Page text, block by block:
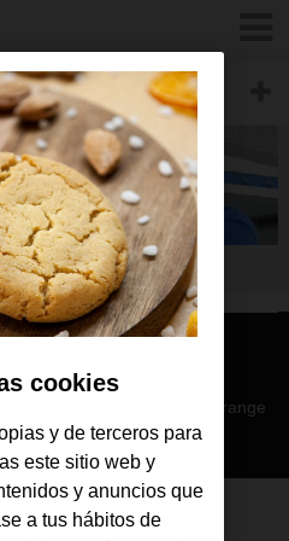
Confort+
Orange
cookies
y de terceros para
este sitio web y
y anuncios que
a tus hábitos de